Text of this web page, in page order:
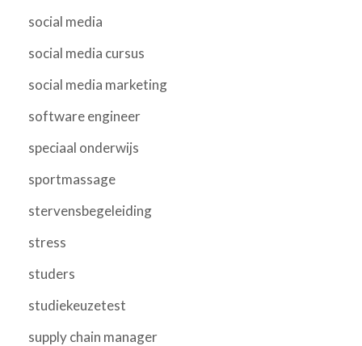
social media
social media cursus
social media marketing
software engineer
speciaal onderwijs
sportmassage
stervensbegeleiding
stress
studers
studiekeuzetest
supply chain manager